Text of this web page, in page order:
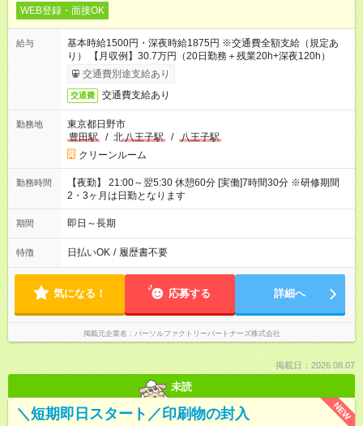
WEB登録・面接OK
給与
基本時給1500円・深夜時給1875円 ※交通費全額支給（規定あ
り） 【月収例】30.7万円（20日勤務＋残業20h+深夜120h）
交通費別途支給あり
交通費 交通費支給あり
勤務地
東京都日野市
豊田駅
/ 北八王子駅 / 八王子駅
クリーンルーム
勤務時間
【夜勤】 21:00～翌5:30 休憩60分 [実働]7時間30分 ※研修期間
2・3ヶ月は日勤となります
期間 即日～長期
特徴 日払いOK / 履歴書不要
気になる！ 応募する 詳細へ
掲載元企業名 パーソルファクトリーパートナーズ株式会社
掲載日：2026.08.07
未読
NEW
＼短期即日スタート／印刷物の封入